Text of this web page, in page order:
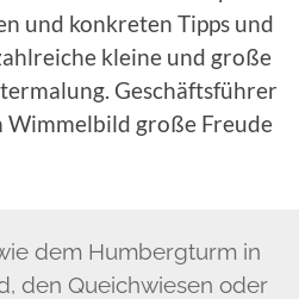
und konkreten Tipps und
kleine und große
Geschäftsführer
Wimmelbild große Freude
dem Humbergturm in
den Queichwiesen oder